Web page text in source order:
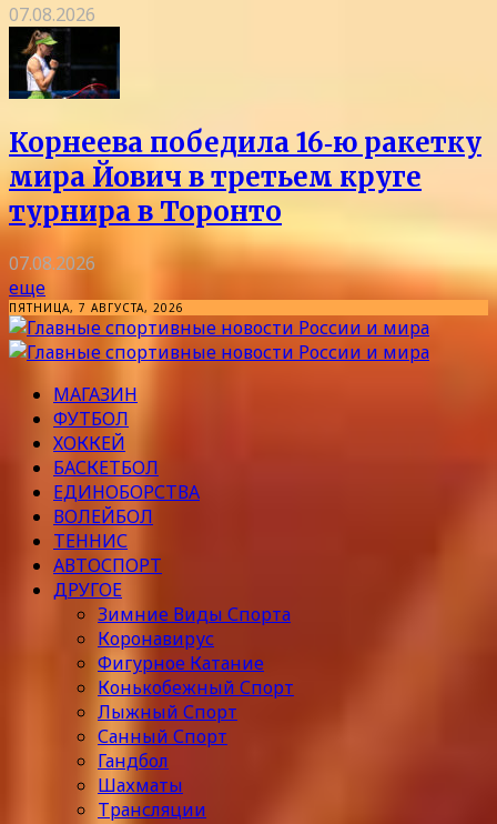
07.08.2026
Корнеева победила 16‑ю ракетку
мира Йович в третьем круге
турнира в Торонто
07.08.2026
еще
ПЯТНИЦА, 7 АВГУСТА, 2026
МАГАЗИН
ФУТБОЛ
ХОККЕЙ
БАСКЕТБОЛ
ЕДИНОБОРСТВА
ВОЛЕЙБОЛ
ТЕННИС
АВТОСПОРТ
ДРУГОЕ
Зимние Виды Спорта
Коронавирус
Фигурное Катание
Конькобежный Спорт
Лыжный Спорт
Санный Спорт
Гандбол
Шахматы
Трансляции